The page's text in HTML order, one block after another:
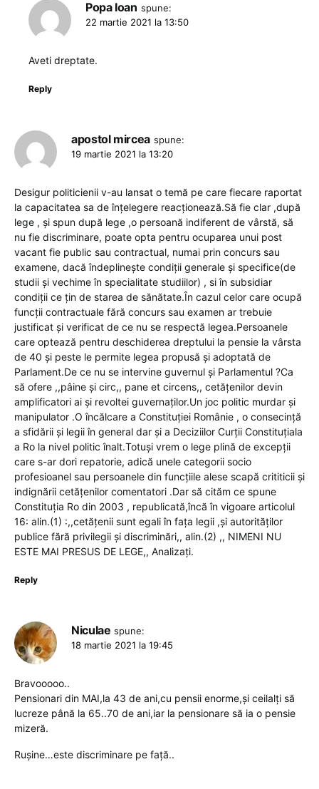
Popa Ioan spune:
22 martie 2021 la 13:50
Aveti dreptate.
Reply
apostol mircea spune:
19 martie 2021 la 13:20
Desigur politicienii v-au lansat o temă pe care fiecare raportat
la capacitatea sa de înțelegere reacționează.Să fie clar ,după
lege , și spun după lege ,o persoană indiferent de vârstă, să
nu fie discriminare, poate opta pentru ocuparea unui post
vacant fie public sau contractual, numai prin concurs sau
examene, dacă îndeplinește condiții generale și specifice(de
studii și vechime în specialitate studiilor) , si în subsidiar
condiții ce țin de starea de sănătate.În cazul celor care ocupă
funcții contractuale fără concurs sau examen ar trebuie
justificat și verificat de ce nu se respectă legea.Persoanele
care optează pentru deschiderea dreptului la pensie la vârsta
de 40 și peste le permite legea propusă și adoptată de
Parlament.De ce nu se intervine guvernul și Parlamentul ?Ca
să ofere ,,pâine și circ,, pane et circens,, cetățenilor devin
amplificatori ai și revoltei guvernaților.Un joc politic murdar și
manipulator .O încălcare a Constituției Românie , o consecință
a sfidării și legii în general dar și a Deciziilor Curții Constituțiala
a Ro la nivel politic înalt.Totuși vrem o lege plină de excepții
care s-ar dori repatorie, adică unele categorii socio
profesioanel sau persoanele din funcțiile alese scapă crititicii și
indignării cetățenilor comentatori .Dar să cităm ce spune
Constituția Ro din 2003 , republicată,încă în vigoare articolul
16: alin.(1) :,,cetățenii sunt egali în fața legii ,și autorităților
publice fără privilegii și discriminări,, alin.(2) ,, NIMENI NU
ESTE MAI PRESUS DE LEGE,, Analizați.
Reply
Niculae spune:
18 martie 2021 la 19:45
Bravooooo..
Pensionari din MAI,la 43 de ani,cu pensii enorme,și ceilalți să
lucreze până la 65..70 de ani,iar la pensionare să ia o pensie
mizeră.
Rușine…este discriminare pe față..